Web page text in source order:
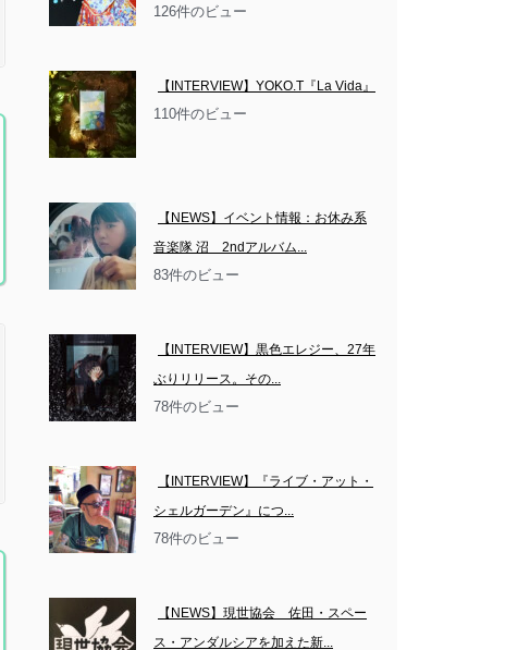
126件のビュー
【INTERVIEW】YOKO.T『La Vida』
110件のビュー
【NEWS】イベント情報：お休み系
音楽隊 沼　2ndアルバム...
83件のビュー
【INTERVIEW】黒色エレジー、27年
ぶりリリース。その...
78件のビュー
【INTERVIEW】『ライブ・アット・
シェルガーデン』につ...
78件のビュー
【NEWS】現世協会　佐田・スペー
ス・アンダルシアを加えた新...